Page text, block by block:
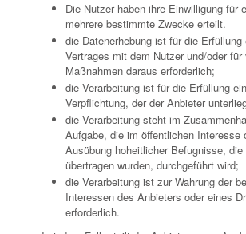
Die Nutzer haben ihre Einwilligung für
mehrere bestimmte Zwecke erteilt.
die Datenerhebung ist für die Erfüllung
Vertrages mit dem Nutzer und/oder
Maßnahmen daraus erforderlich;
die Verarbeitung ist für die Erfüllung
Verpflichtung, der der Anbieter
die Verarbeitung steht im
Aufgabe, die im öffentlichen Interesse
Ausübung hoheitlicher Befugnisse,
übertragen wurden, durchgeführt wird;
die Verarbeitung ist zur Wahrung der
Interessen des Anbieters oder eines
erforderlich.